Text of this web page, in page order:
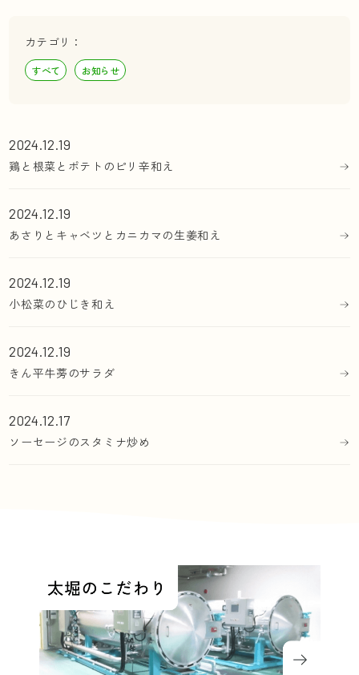
カテゴリ：
すべて お知らせ
2024.12.19
鶏と根菜とポテトのピリ辛和え
2024.12.19
あさりとキャベツとカニカマの生姜和え
2024.12.19
小松菜のひじき和え
2024.12.19
きん平牛蒡のサラダ
2024.12.17
ソーセージのスタミナ炒め